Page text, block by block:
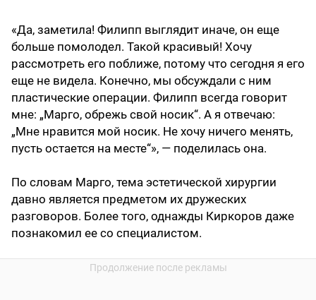
«Да, заметила! Филипп выглядит иначе, он еще
больше помолодел. Такой красивый! Хочу
рассмотреть его поближе, потому что сегодня я его
еще не видела. Конечно, мы обсуждали с ним
пластические операции. Филипп всегда говорит
мне: „Марго, обрежь свой носик“. А я отвечаю:
„Мне нравится мой носик. Не хочу ничего менять,
пусть остается на месте“», — поделилась она.
По словам Марго, тема эстетической хирургии
давно является предметом их дружеских
разговоров. Более того, однажды Киркоров даже
познакомил ее со специалистом.